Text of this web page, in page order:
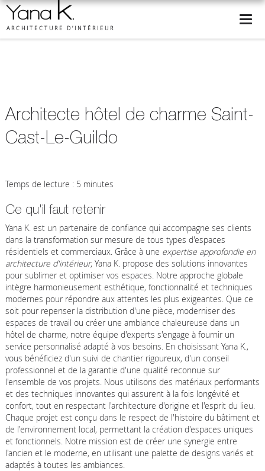
ARCHITECTURE D’INTÉRIEUR
Architecte hôtel de charme Saint-
Cast-Le-Guildo
Temps de lecture : 5 minutes
Ce qu'il faut retenir
Yana K. est un partenaire de confiance qui accompagne ses clients
dans la transformation sur mesure de tous types d'espaces
résidentiels et commerciaux. Grâce à une expertise approfondie en
architecture d'intérieur, Yana K. propose des solutions innovantes
pour sublimer et optimiser vos espaces. Notre approche globale
intègre harmonieusement esthétique, fonctionnalité et techniques
modernes pour répondre aux attentes les plus exigeantes. Que ce
soit pour repenser la distribution d'une pièce, moderniser des
espaces de travail ou créer une ambiance chaleureuse dans un
hôtel de charme, notre équipe d'experts s'engage à fournir un
service personnalisé adapté à vos besoins. En choisissant Yana K.,
vous bénéficiez d'un suivi de chantier rigoureux, d'un conseil
professionnel et de la garantie d'une qualité reconnue sur
l'ensemble de vos projets. Nous utilisons des matériaux performants
et des techniques innovantes qui assurent à la fois longévité et
confort, tout en respectant l'architecture d'origine et l'esprit du lieu.
Chaque projet est conçu dans le respect de l'histoire du bâtiment et
de l'environnement local, permettant la création d'espaces uniques
et fonctionnels. Notre mission est de créer une synergie entre
l'ancien et le moderne, en utilisant une palette de designs variés et
adaptés à toutes les ambiances.